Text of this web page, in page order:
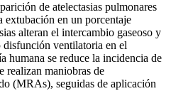
de atelectasias pulmonares
extubación en un porcentaje
alteran el intercambio gaseoso y
ventilatoria en el
humana se reduce la incidencia de
realizan maniobras de
(MRAs), seguidas de aplicación